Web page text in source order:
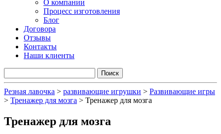
О компании
Процесс изготовления
Блог
Договора
Отзывы
Контакты
Наши клиенты
Резная лавочка > развивающие игрушки > Развивающие игры
> Тренажер для мозга > Тренажер для мозга
Тренажер для мозга